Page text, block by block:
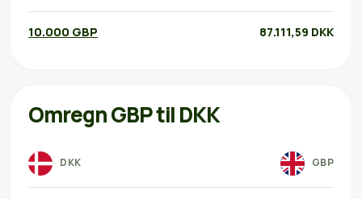
10.000 GBP 87.111,59 DKK
Omregn GBP til DKK
DKK GBP